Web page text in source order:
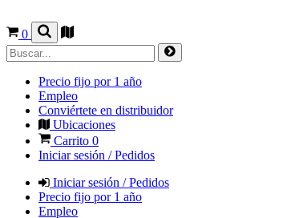
0
Precio fijo por 1 año
Empleo
Conviértete en distribuidor
Ubicaciones
Carrito 0
Iniciar sesión / Pedidos
Iniciar sesión / Pedidos
Precio fijo por 1 año
Empleo